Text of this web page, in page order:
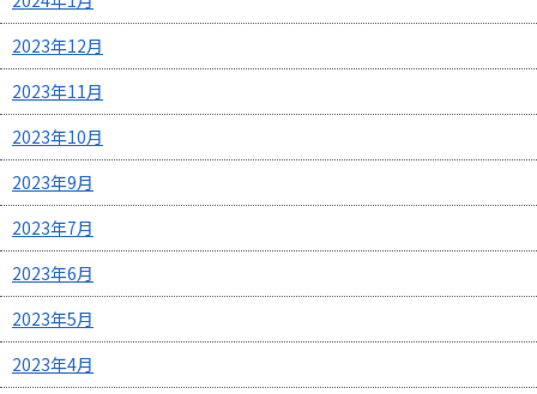
2023年12月
2023年11月
2023年10月
2023年9月
2023年7月
2023年6月
2023年5月
2023年4月